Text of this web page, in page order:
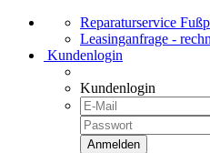
Reparaturservice
Leasinganfrage -
Kundenlogin
Kundenlogin